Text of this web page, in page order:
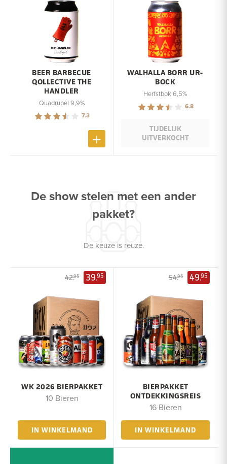
BEER BARBECUE
QOLLECTIVE THE
HANDLER
Quadrupel 9,9%
7.3
WALHALLA BORR UR-
BOCK
Herfstbok 6,5%
6.8
TIJDELIJK
UITVERKOCHT
De show stelen met een ander
pakket?
De keuze is reuze.
42.95 39.95
WK 2026 BIERPAKKET
10 Bieren
IN WINKELMAND
54.95 49.95
BIERPAKKET
ONTDEKKINGSREIS
16 Bieren
IN WINKELMAND